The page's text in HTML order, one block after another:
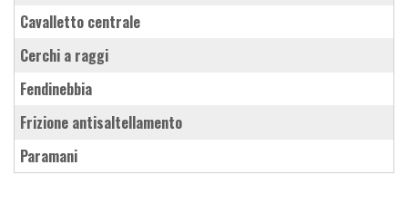
cavalletto centrale
cerchi a raggi
fendinebbia
frizione antisaltellamento
paramani